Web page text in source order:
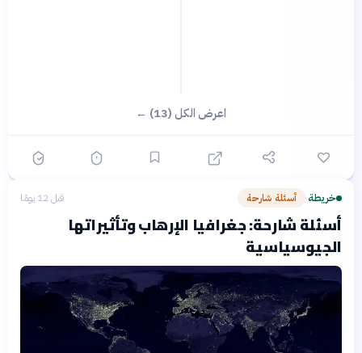
اعرض الكل (13) ←
خريطة› أسئلة شارحة قبل 12 يومًا
أسئلة شارحة: جغرافيا الإرهاب وتأثيراتها
الجيوسياسية